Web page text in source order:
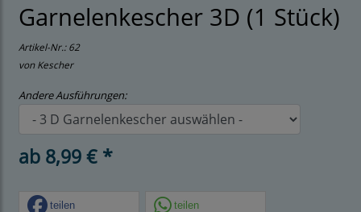
Garnelenkescher 3D (1 Stück)
Artikel-Nr.:62
von Kescher
Andere Ausführungen:
ab 8,99 € *
teilen teilen